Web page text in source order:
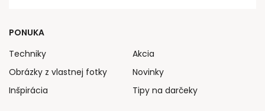
PONUKA
Techniky
Obrázky z vlastnej fotky
Inšpirácia
Akcia
Novinky
Tipy na darčeky